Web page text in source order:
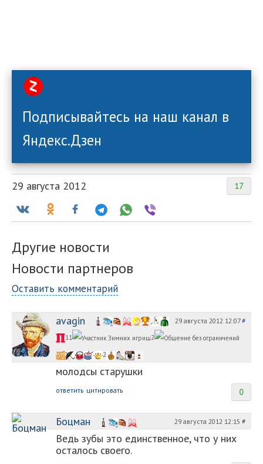
Подписывайтесь на наш канал в
Яндекс.Дзен
17
29 августа 2012
Другие новости
Новости партнеров
Оставить комментарий
avagin 29 августа 2012 12:07#
11 2
2
молодсы старушки
0
ответить цитировать
Боцман 29 августа 2012 12:15 #
Ведь зубы это единственное, что у них
осталось своего.